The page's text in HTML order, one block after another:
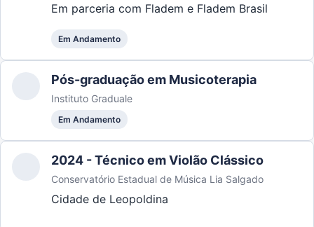
Em parceria com Fladem e Fladem Brasil
Em Andamento
Pós-graduação em Musicoterapia
Instituto Graduale
Em Andamento
2024 - Técnico em Violão Clássico
Conservatório Estadual de Música Lia Salgado
Cidade de Leopoldina